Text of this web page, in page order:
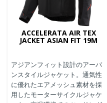
ACCELERATA AIR TEX
JACKET ASIAN FIT 19M
アジアンフィット設計のアーバ
ンスタイルジャケット。通気性
に優れたエアメッシュ素材を採
用したモーターサイクルジャケ